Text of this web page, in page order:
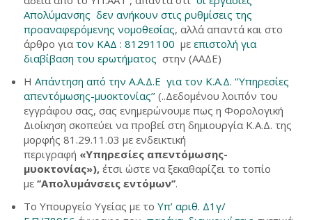
Απολύμανσης δεν ανήκουν στις ρυθμίσεις της
προαναφερόμενης νομοθεσίας, αλλά απαντά και στο
άρθρο για τον ΚΑΔ : 81291100 με επιστολή για
διαβίβαση του ερωτήματος στην (ΑΑΔΕ)
Η Απάντηση από την Α.Α.Δ.Ε για τον Κ.Α.Δ. ‘’Υπηρεσίες
απεντόμωσης-μυοκτονίας’’ (..Δεδομένου λοιπόν του
εγγράφου σας, σας ενημερώνουμε πως η Φορολογική
Διοίκηση σκοπεύει να προβεί στη δημιουργία Κ.Α.Δ. της
μορφής 81.29.11.03 με ενδεικτική
περιγραφή «Υπηρεσίες απεντόμωσης-
μυοκτονίας»), έτσι ώστε να ξεκαθαρίζει το τοπίο
με ‘’Απολυμάνσεις εντόμων’’.
Το Υπουργείο Υγείας με το Υπ’ αριθ. Δ1γ/